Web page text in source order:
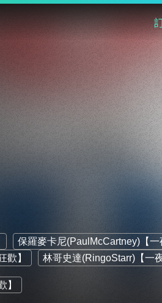
保羅麥卡尼(PaulMcCartney)【一
歡】
林哥史達(RingoStarr)【一
】